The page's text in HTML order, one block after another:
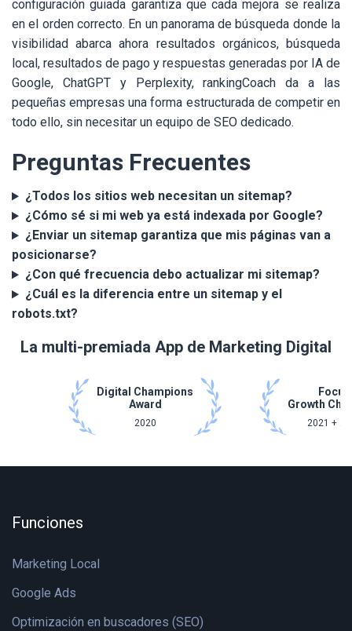
configuración guiada garantiza que cada mejora se realiza
en el orden correcto. En un panorama de búsqueda donde la
visibilidad abarca ahora resultados orgánicos, búsqueda
local, resultados de pago y respuestas generadas por IA de
Google, ChatGPT y Perplexity, rankingCoach da a las
pequeñas empresas una forma estructurada de competir en
todo ello, sin necesitar un equipo de SEO dedicado.
Preguntas Frecuentes
¿Todos los sitios web necesitan un sitemap?
¿Cómo sé si mi web ya está indexada por Google?
¿Enviar un sitemap garantiza que mis páginas van a
posicionarse?
¿Con qué frecuencia debo actualizar mi sitemap?
¿Cuál es la diferencia entre un sitemap y el
robots.txt?
La multi-premiada App de Marketing Digital
Digital Champions
Award
2020
Focus
Growth
2021 +
Funciones
Marketing Local
Google Ads
Optimización en buscadores (SEO)